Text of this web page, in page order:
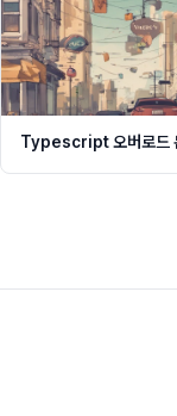
Typescript 오버로드